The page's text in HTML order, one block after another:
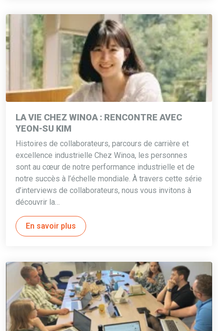
LA VIE CHEZ WINOA : RENCONTRE AVEC
YEON-SU KIM
Histoires de collaborateurs, parcours de carrière et
excellence industrielle Chez Winoa, les personnes
sont au cœur de notre performance industrielle et de
notre succès à l’échelle mondiale. À travers cette série
d’interviews de collaborateurs, nous vous invitons à
découvrir la…
En savoir plus